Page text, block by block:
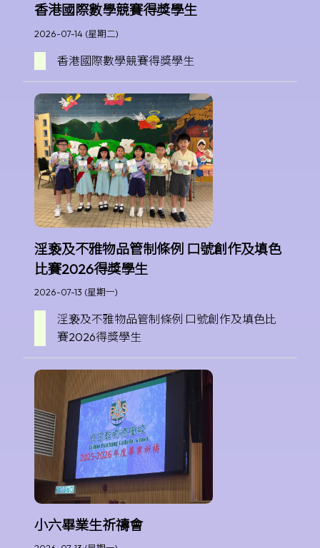
香港國際數學競賽得獎學生
2026-07-14 (星期二)
香港國際數學競賽得獎學生
淫亵及不雅物品管制條例 口號創作及填色
比賽2026得獎學生
2026-07-13 (星期一)
淫亵及不雅物品管制條例 口號創作及填色比
賽2026得獎學生
小六畢業生祈禱會